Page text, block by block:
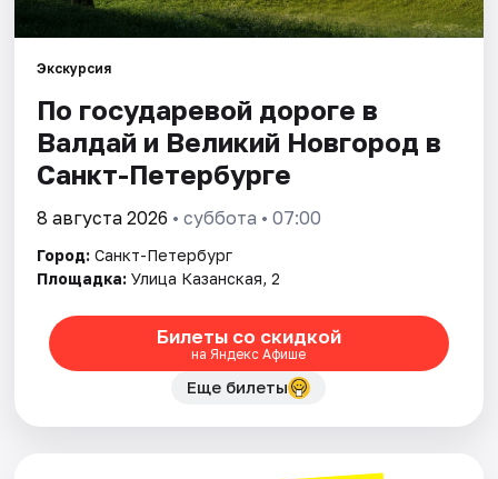
Площадки
Артисты
Рейтинги
Экскурсия
По государевой дороге в
Валдай и Великий Новгород в
Санкт-Петербурге
8 августа 2026 • суббота • 07:00
Город: Санкт-Петербург
Площадка: Улица Казанская, 2
Билеты со скидкой
на Яндекс Афише
Еще билеты